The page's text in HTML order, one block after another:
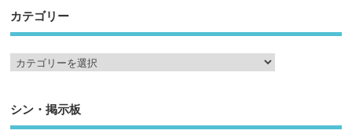
カテゴリー
シン・掲示板